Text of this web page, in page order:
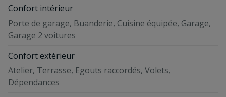
Confort intérieur
Porte de garage, Buanderie, Cuisine équipée, Garage,
Garage 2 voitures
Confort extérieur
Atelier, Terrasse, Egouts raccordés, Volets,
Dépendances